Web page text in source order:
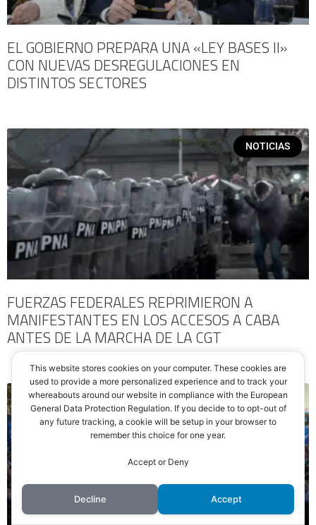
EL GOBIERNO PREPARA UNA «LEY BASES II»
CON NUEVAS DESREGULACIONES EN
DISTINTOS SECTORES
NOTICIAS
FUERZAS FEDERALES REPRIMIERON A
MANIFESTANTES EN LOS ACCESOS A CABA
ANTES DE LA MARCHA DE LA CGT
NOTICIAS
This website stores cookies on your computer. These cookies are
used to provide a more personalized experience and to track your
whereabouts around our website in compliance with the European
General Data Protection Regulation. If you decide to to opt-out of
any future tracking, a cookie will be setup in your browser to
remember this choice for one year.
Accept or Deny
Decline Accept